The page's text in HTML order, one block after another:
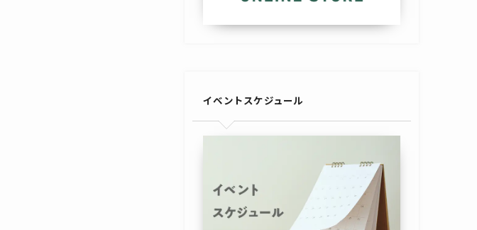
イベントスケジュール